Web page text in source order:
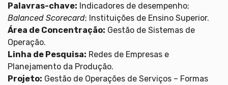
Palavras-chave: Indicadores de desempenho;
Balanced Scorecard; Instituições de Ensino Superior.
Área de Concentração: Gestão de Sistemas de
Operação.
Linha de Pesquisa: Redes de Empresas e
Planejamento da Produção.
Projeto: Gestão de Operações de Serviços – Formas